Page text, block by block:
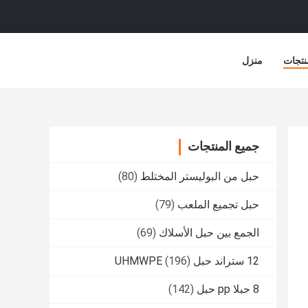
منزل
جميع المنتجات
حبل من البوليستر المختلط (80)
حبل تجميع الملعب (79)
الجمع بين حبل الأسلاك (69)
12 ستراند حبل UHMWPE (196)
8 حبلا pp حبل (142)